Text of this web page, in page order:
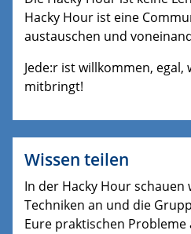
Hacky Hour ist eine
austauschen und
Jede:r ist willkommen, egal,
mitbringt!
Wissen teilen
In der Hacky Hour schauen
Techniken an und die
Eure praktischen Probleme